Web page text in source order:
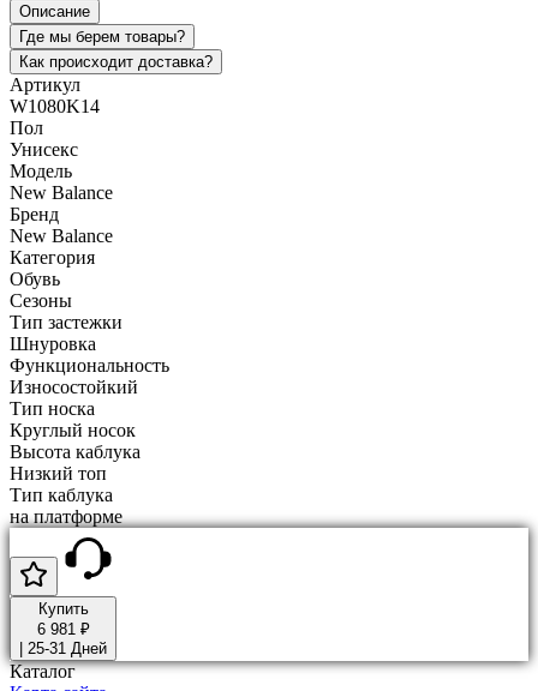
Описание
Где мы берем товары?
Как происходит доставка?
Артикул
W1080K14
Пол
Унисекс
Модель
New Balance
Бренд
New Balance
Категория
Обувь
Сезоны
Тип застежки
Шнуровка
Функциональность
Износостойкий
Тип носка
Круглый носок
Высота каблука
Низкий топ
Тип каблука
на платформе
Купить
6 981 ₽
25-31 Дней
Каталог